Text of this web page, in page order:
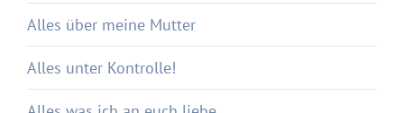
Alles über meine Mutter
Alles unter Kontrolle!